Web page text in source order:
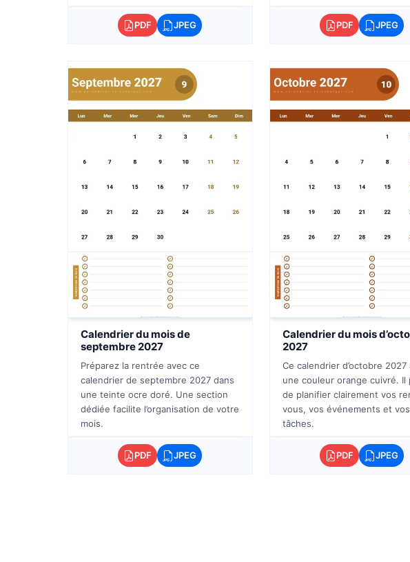
PDF JPEG PDF JPEG
Calendrier du mois de
septembre 2027
Préparez la rentrée avec ce
calendrier de septembre 2027 dans
une teinte ocre doré. Une section
dédiée facilite l’organisation de votre
mois.
PDF JPEG
Calendrier du mois
2027
Ce calendrier d’octobre 2027
une couleur orange cuivré. Il
de planifier clairement vos
vous, vos événements et vos
tâches.
PDF JPEG